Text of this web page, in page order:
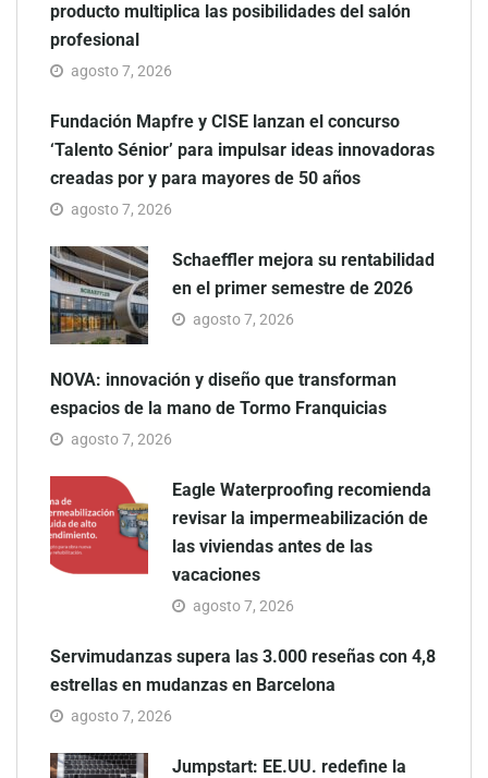
producto multiplica las posibilidades del salón
profesional
agosto 7, 2026
Fundación Mapfre y CISE lanzan el concurso
‘Talento Sénior’ para impulsar ideas innovadoras
creadas por y para mayores de 50 años
agosto 7, 2026
Schaeffler mejora su rentabilidad
en el primer semestre de 2026
agosto 7, 2026
NOVA: innovación y diseño que transforman
espacios de la mano de Tormo Franquicias
agosto 7, 2026
Eagle Waterproofing recomienda
revisar la impermeabilización de
las viviendas antes de las
vacaciones
agosto 7, 2026
Servimudanzas supera las 3.000 reseñas con 4,8
estrellas en mudanzas en Barcelona
agosto 7, 2026
Jumpstart: EE.UU. redefine la